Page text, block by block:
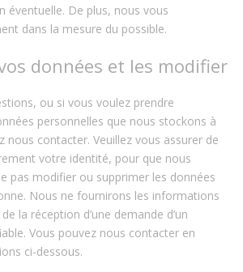
éventuelle. De plus, nous vous
dans la mesure du possible.
données et les modifier
ou si vous voulez prendre
personnelles que nous stockons à
nous contacter. Veuillez vous assurer de
votre identité, pour que nous
pas modifier ou supprimer les données
Nous ne fournirons les informations
la réception d’une demande d’un
Vous pouvez nous contacter en
ci-dessous.